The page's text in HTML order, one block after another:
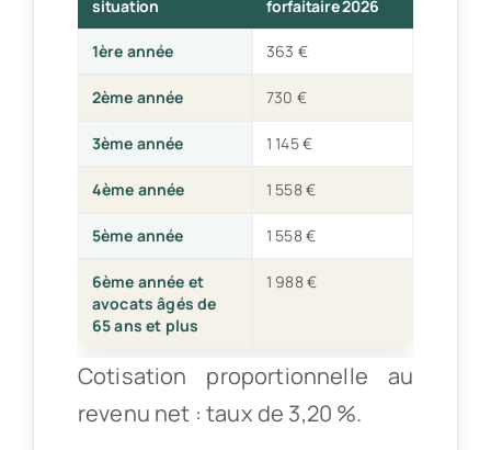
situation
forfaitaire 2026
1ère année 363 €
2ème année 730 €
3ème année 1 145 €
4ème année 1 558 €
5ème année 1 558 €
6ème année et
avocats âgés de
65 ans et plus
1 988 €
Cotisation proportionnelle au
revenu net : taux de 3,20 %.